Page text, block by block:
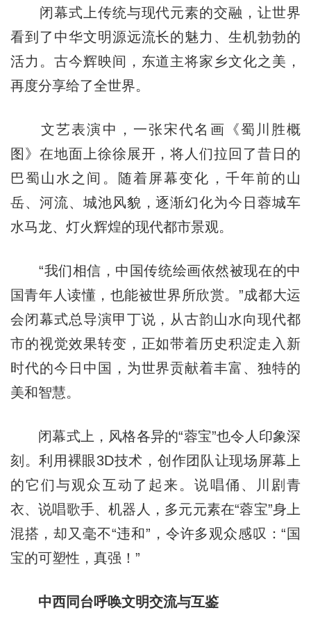
闭幕式上传统与现代元素的交融，让世界
看到了中华文明源远流长的魅力、生机勃勃的
活力。古今辉映间，东道主将家乡文化之美，
再度分享给了全世界。
文艺表演中，一张宋代名画《蜀川胜概
图》在地面上徐徐展开，将人们拉回了昔日的
巴蜀山水之间。随着屏幕变化，千年前的山
岳、河流、城池风貌，逐渐幻化为今日蓉城车
水马龙、灯火辉煌的现代都市景观。
“我们相信，中国传统绘画依然被现在的中
国青年人读懂，也能被世界所欣赏。”成都大运
会闭幕式总导演甲丁说，从古韵山水向现代都
市的视觉效果转变，正如带着历史积淀走入新
时代的今日中国，为世界贡献着丰富、独特的
美和智慧。
闭幕式上，风格各异的“蓉宝”也令人印象深
刻。利用裸眼3D技术，创作团队让现场屏幕上
的它们与观众互动了起来。说唱俑、川剧青
衣、说唱歌手、机器人，多元元素在“蓉宝”身上
混搭，却又毫不“违和”，令许多观众感叹：“国
宝的可塑性，真强！”
中西同台呼唤文明交流与互鉴